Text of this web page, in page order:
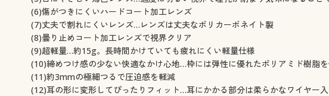
(6)傷がつきにくいハードコート加工レンズ
(7)丈夫で割れにくいレンズ…レンズは丈夫なポリカーボネイト製
(8)曇り止めコート加工レンズで視界クリア
(9)超軽量…約15g。長時間かけていても疲れにくい軽量仕様
(10)締めつけ感の少ない快適なかけ心地…枠には弾性に優れたポリアミド樹脂
(11)約3mmの極細つるで圧迫感を軽減
(12)耳の形に変形してぴったりフィット…耳にかかる部分は柔らかなワイヤー